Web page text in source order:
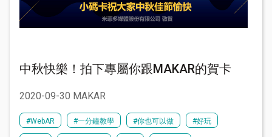
中秋快樂！拍下專屬你跟MAKAR的賀卡
2020-09-30 MAKAR
#WebAR #一分鐘教學 #你也可以做 #好玩